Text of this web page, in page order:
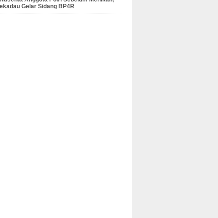
Gelar Sidang BP4R